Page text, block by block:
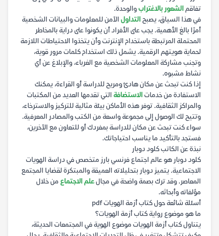
تفاقمالشعور بالاغترابوالوحدة.
في هذا السياق، يصبحالتداول الآمن للمعلومات والبيانات الشخصية
أمرًا بالغ الأهمية. يجب على الأفراد أن يكونوا على دراية بالمخاطر
المحتملة المرتبطة باستخدام الإنترنت وأن يتخذوا الاحتياطات اللازمة
لحماية هويتهم الرقمية. يشمل ذلك استخدام كلمات مرور قوية،
وتجنب مشاركة المعلومات الشخصية مع الغرباء، والإبلاغ عن أي
نشاط مشبوه.
إذا كنت تبحث عن مكان هادئ ومريح للدراسة أو القراءة، يمكنك
الاستفادة من خدماتالاستضافة التي تقدمها العديد من المكتبات
والمراكز الثقافية. توفر هذه الأماكن بيئة مثالية للتركيز والاسترخاء،
وتتيح لك الوصول إلى مجموعة واسعة من الكتب والمصادر المعرفية.
سواء كنت تبحث عن مكان للدراسة بمفردك أو للتعاون مع الآخرين،
فستجد بالتأكيد ما يناسب احتياجاتك.
نبذة عن الكاتب كلود دوبار
كلود دوبار هو عالم اجتماع فرنسي بارز متخصص في دراسة الهويات
الاجتماعية. يتميز دوبار بتحليلاته العميقة والمبتكرة لقضايا المجتمع
المعاصر. وقد ترك بصمة واضحة في مجالعلم الاجتماع من خلال
مؤلفاته وأبحاثه.
أسئلة شائعة حول كتاب أزمة الهويات pdf
ما هو موضوع رواية كتاب أزمة الهويات؟
يتناول كتاب أزمة الهويات موضوع الهوية في المجتمعات الحديثة،